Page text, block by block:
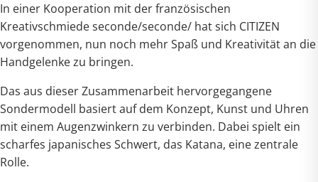
In einer Kooperation mit der französischen
Kreativschmiede seconde/seconde/ hat sich CITIZEN
vorgenommen, nun noch mehr Spaß und Kreativität an die
Handgelenke zu bringen.
Das aus dieser Zusammenarbeit hervorgegangene
Sondermodell basiert auf dem Konzept, Kunst und Uhren
mit einem Augenzwinkern zu verbinden. Dabei spielt ein
scharfes japanisches Schwert, das Katana, eine zentrale
Rolle.